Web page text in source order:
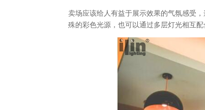
卖场应该给人有益于展示效果的气氛感受
殊的彩色光源，也可以通过多层灯光相互